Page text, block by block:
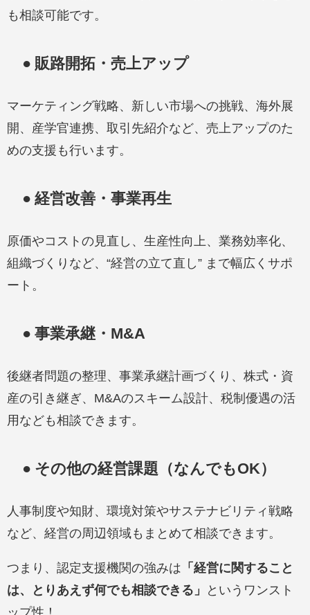
も相談可能です。
● 販路開拓・売上アップ
マーケティング戦略、新しい市場への挑戦、海外展
開、産学官連携、取引先紹介など、売上アップのた
めの支援も行います。
● 経営改善・事業再生
原価やコストの見直し、生産性向上、業務効率化、
組織づくりなど、“経営の立て直し” まで幅広くサポ
ート。
● 事業承継・M&A
後継者問題の整理、事業承継計画づくり、株式・資
産の引き継ぎ、M&Aのスキーム設計、税制優遇の活
用なども相談できます。
● その他の経営課題（なんでもOK）
人事制度や知財、環境対策やサステナビリティ戦略
など、経営の周辺領域もまとめて相談できます。
つまり、認定支援機関の強みは 「経営に関すること
は、とりあえず何でも相談できる」
というワンスト
ップ性！